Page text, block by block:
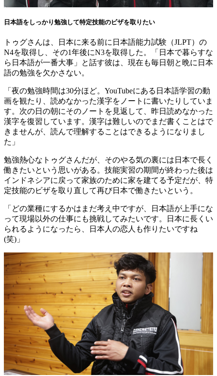
日本語をしっかり勉強して特定技能のビザを取りたい
トゥグさんは、日本に来る前に日本語能力試験（JLPT）の
N4を取得し、その1年後にN3を取得した。「日本で暮らすな
ら日本語が一番大事」と話す彼は、現在も毎日朝と晩に日本
語の勉強を欠かさない。
「夜の勉強時間は30分ほど。YouTubeにある日本語学習の動
画を観たり、読めなかった漢字をノートに書いたりしていま
す。次の日の朝にそのノートを見返して、昨日読めなかった
漢字を復習しています。漢字は難しいのでまだ書くことはで
きませんが、読んで理解することはできるようになりまし
た」
勉強熱心なトゥグさんだが、そのやる気の裏には日本で長く
働きたいという思いがある。技能実習の期間が終わった後は
インドネシアに戻って家族のために家を建てる予定だが、特
定技能のビザを取り直して再び日本で働きたいという。
「どの業種にするかはまだ考え中ですが、日本語が上手にな
って現場以外の仕事にも挑戦してみたいです。日本に長くい
られるようになったら、日本人の恋人も作りたいですね
(笑)」